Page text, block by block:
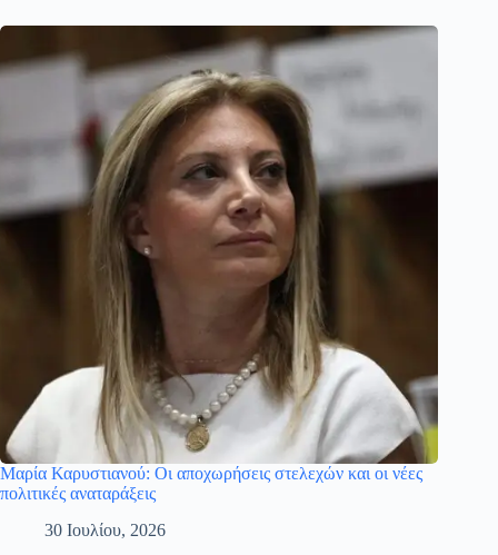
Μαρία Καρυστιανού: Οι αποχωρήσεις στελεχών και οι νέες
πολιτικές αναταράξεις
30 Ιουλίου, 2026